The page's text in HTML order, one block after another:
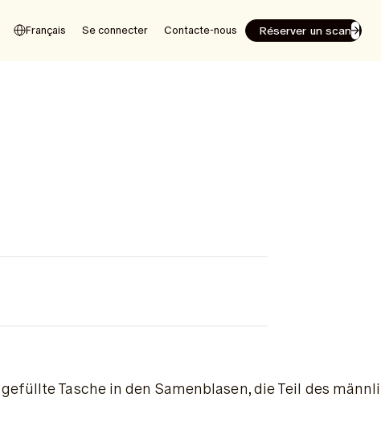
Français Se connecter Contacte-nous Réserver un scan
Tasche in den Samenblasen, die Teil des